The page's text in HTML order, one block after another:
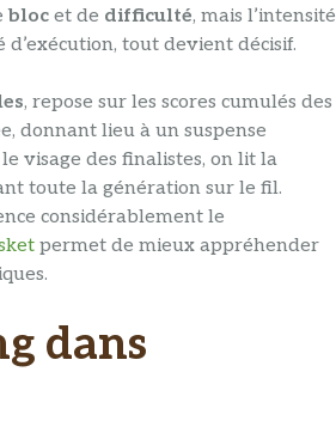
bloc et de difficulté, mais l’intensité
tout devient décisif.
, repose sur les scores cumulés des
donnant lieu à un suspense
visage des finalistes, on lit la
toute la génération sur le fil.
considérablement le
permet de mieux appréhender
dans